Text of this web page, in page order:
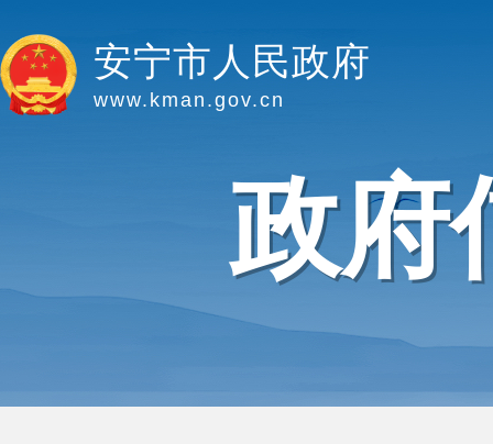
安宁市人民政府
www.kman.gov.cn
政府